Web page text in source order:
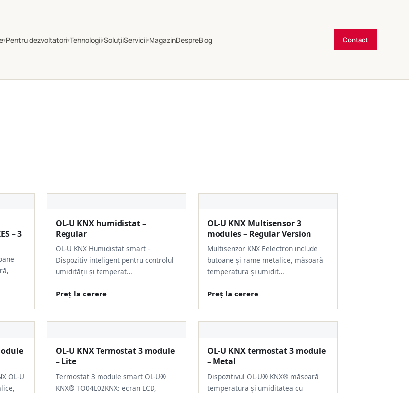
▾Pentru dezvoltatori▾Tehnologii▾SoluțiiServicii▾MagazinDespreBlog Contact
– 3
OL-U KNX humidistat –
Regular
OL-U KNX Humidistat smart -
Dispozitiv inteligent pentru controlul
umidității și temperat…
Preț la cerere
OL-U KNX Multisensor 3
modules – Regular Version
Multisenzor KNX Eelectron include
butoane și rame metalice, măsoară
temperatura și umidit…
Preț la cerere
OL-U
OL-U KNX Termostat 3 module
– Lite
Termostat 3 module smart OL-U®
KNX® TO04L02KNX: ecran LCD,
OL-U KNX termostat 3 module
– Metal
Dispozitivul OL-U® KNX® măsoară
temperatura și umiditatea cu